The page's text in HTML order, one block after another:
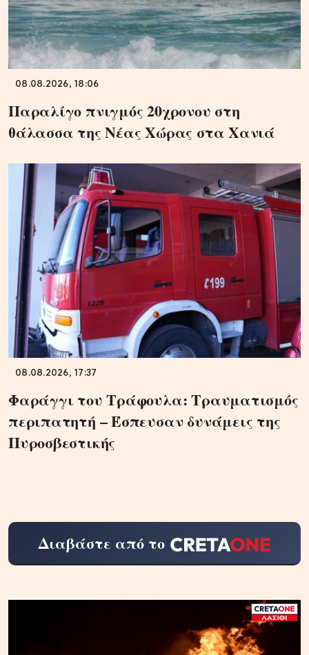
08.08.2026, 18:06
Παραλίγο πνιγμός 20χρονου στη
θάλασσα της Νέας Χώρας στα Χανιά
08.08.2026, 17:37
Φαράγγι του Τράφουλα: Τραυματισμός
περιπατητή – Έσπευσαν δυνάμεις της
Πυροσβεστικής
Διαβάστε από το